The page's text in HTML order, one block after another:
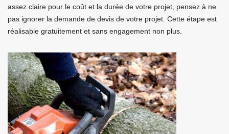
assez claire pour le coût et la durée de votre projet, pensez à ne
pas ignorer la demande de devis de votre projet. Cette étape est
réalisable gratuitement et sans engagement non plus.